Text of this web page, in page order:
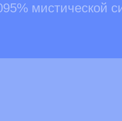
мистической